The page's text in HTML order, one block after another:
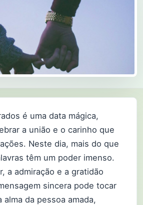
é uma data mágica,
a união e o carinho que
Neste dia, mais do que
têm um poder imenso.
a admiração e a gratidão
sincera pode tocar
da pessoa amada,